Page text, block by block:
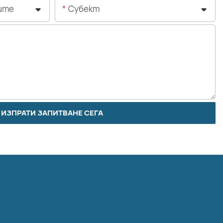
Субект
ИЗПРАТИ ЗАПИТВАНЕ СЕГА